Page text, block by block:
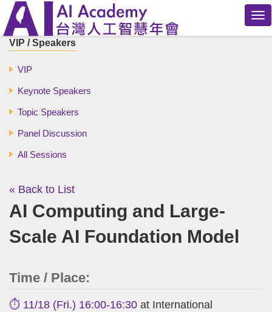
VIP / Speakers
VIP
Keynote Speakers
Topic Speakers
Panel Discussion
All Sessions
« Back to List
AI Computing and Large-
Scale AI Foundation Model
Time / Place:
⏱️ 11/18 (Fri.) 16:00-16:30 at International